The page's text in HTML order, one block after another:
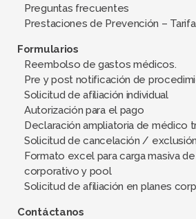
Preguntas frecuentes
Prestaciones de Prevención –
Formularios
Reembolso de gastos médicos.
Pre y post notificación de
Solicitud de afiliación individual
Autorización para el pago
Declaración ampliatoria de médico
Solicitud de cancelación /
Formato excel para carga masiva
corporativo y pool
Solicitud de afiliación en planes
Contáctanos